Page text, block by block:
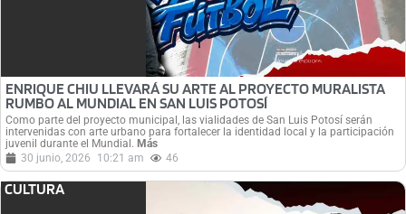
ENRIQUE CHIU LLEVARÁ SU ARTE AL PROYECTO MURALISTA
RUMBO AL MUNDIAL EN SAN LUIS POTOSÍ
Como parte del proyecto municipal, las vialidades de San Luis Potosí serán
intervenidas con arte urbano para fortalecer la identidad local y la participación
juvenil durante el Mundial. Más
30 junio, 2026
10:21 am 46
CULTURA